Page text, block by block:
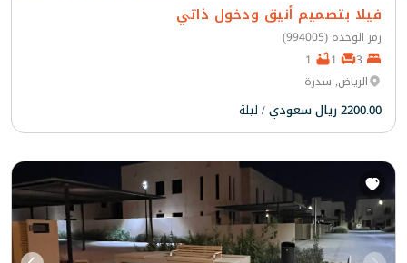
فيلا بتصميم أنيق ودخول ذاتي
رمز الوحدة (994005)
الرياض, سدرة
2200.00 ريال سعودي / ليلة